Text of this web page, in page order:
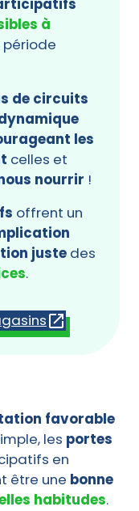
à
de circuits
les
celles et
nourrir !
offrent un
juste des
.
favorable
les portes
en
être une bonne
habitudes.